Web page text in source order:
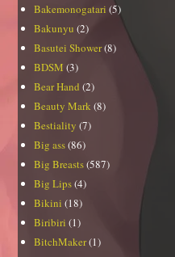
Bakemonogatari (5)
Bakunyu (2)
Basutei Shower(8)
BDSM (3)
Bear Hand (2)
Beauty Mark (8)
Bestiality (7)
Big ass(86)
Big Breasts(587)
Big Lips(4)
Bikini (18)
Biribiri (1)
BitchMaker(1)